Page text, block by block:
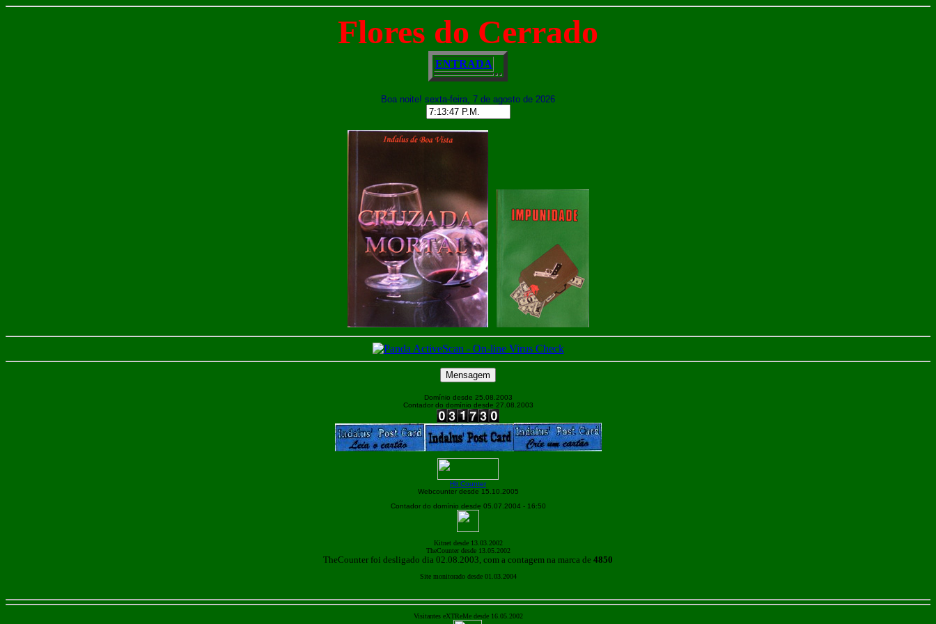
Flores do Cerrado
ENTRADA
Boa noite! sexta-feira, 7 de agosto de 2026
Domínio desde 25.08.2003
Contador do domínio desde 27.08.2003
Hit Counter
Webcounter desde 15.10.2005
Contador do domínio desde 05.07.2004 - 16:50
Kitnet desde 13.03.2002
TheCounter desde 13.05.2002
TheCounter foi desligado dia 02.08.2003, com a contagem na marca de 4850
Site monitorado desde 01.03.2004
Visitantes eXTReMe desde 16.05.2002